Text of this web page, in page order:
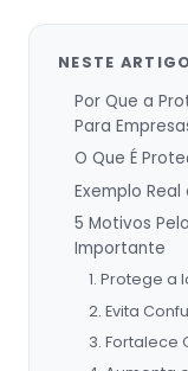
NESTE
Por Que a
Para
O Que É
Exemplo
5 Motivos
Importante
1. Protege a
2. Evita
3. Fortalece